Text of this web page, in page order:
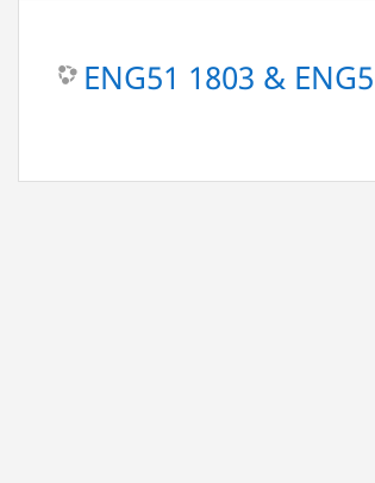
ENG51 1803 &